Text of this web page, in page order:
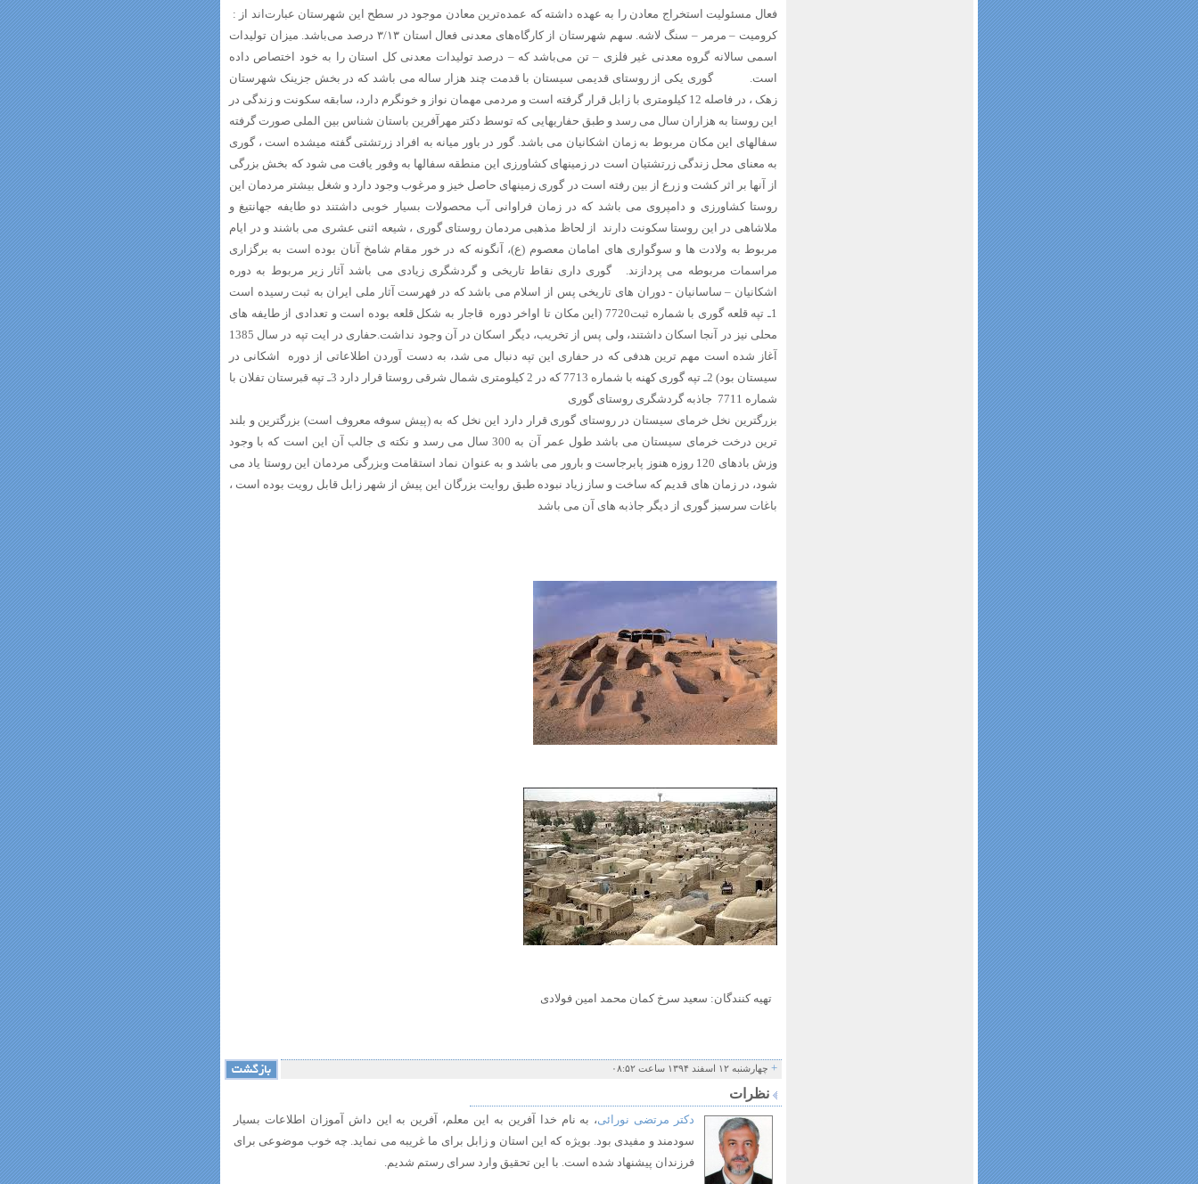
فعال مسئولیت استخراج معادن را به عهده داشته که عمده‌ترین معادن موجود در سطح این شهرستان عبارت‌اند از :
کرومیت – مرمر – سنگ لاشه. سهم شهرستان از کارگاه‌های معدنی فعال استان ۳/۱۳ درصد می‌باشد. میزان تولیدات
اسمی سالانه گروه معدنی غیر فلزی – تن می‌باشد که – درصد تولیدات معدنی کل استان را به خود اختصاص داده
‌است. گوری یکی از روستای قدیمی سیستان با قدمت چند هزار ساله می باشد که در بخش جزینک شهرستان
زهک ، در فاصله 12 کیلومتری با زابل قرار گرفته است و مردمی مهمان نواز و خونگرم دارد، سابقه سکونت و زندگی در
این روستا به هزاران سال می رسد و طبق حفاریهایی که توسط دکتر مهرآفرین باستان شناس بین الملی صورت گرفته
سفالهای این مکان مربوط به زمان اشکانیان می باشد. گور در باور میانه به افراد زرتشتی گفته میشده است ، گوری
به معنای محل زندگی زرتشتیان است در زمینهای کشاورزی این منطقه سفالها به وفور یافت می شود که بخش بزرگی
از آنها بر اثر کشت و زرع از بین رفته است در گوری زمینهای حاصل خیز و مرغوب وجود دارد و شغل بیشتر مردمان این
روستا کشاورزی و دامپروی می باشد که در زمان فراوانی آب محصولات بسیار خوبی داشتند دو طایفه جهانتیغ و
ملاشاهی در این روستا سکونت دارند از لحاظ مذهبی مردمان روستای گوری ، شیعه اثنی عشری می باشند و در ایام
مربوط به ولادت ها و سوگواری های امامان معصوم (ع)، آنگونه که در خور مقام شامخ آنان بوده است به برگزاری
مراسمات مربوطه می پردازند. گوری داری نقاط تاریخی و گردشگری زیادی می باشد آثار زیر مربوط به دوره
اشکانیان – ساسانیان - دوران های تاریخی پس از اسلام می باشد که در فهرست آثار ملی ایران به ثبت رسیده است
1ـ تپه قلعه گوری با شماره ثبت7720 (این مکان تا اواخر دوره قاجار به شکل قلعه بوده است و تعدادی از طایفه های
محلی نیز در آنجا اسکان داشتند، ولی پس از تخریب، دیگر اسکان در آن وجود نداشت.حفاری در ایت تپه در سال 1385
آغاز شده است مهم ترین هدفی که در حفاری این تپه دنبال می شد، به دست آوردن اطلاعاتی از دوره اشکانی در
سیستان بود) 2ـ تپه گوری کهنه با شماره 7713 که در 2 کیلومتری شمال شرقی روستا قرار دارد 3ـ تپه قبرستان تفلان با
شماره 7711 جاذبه گردشگری روستای گوری
بزرگترین نخل خرمای سیستان در روستای گوری قرار دارد این نخل که به (پیش سوفه معروف است) بزرگترین و بلند
ترین درخت خرمای سیستان می باشد طول عمر آن به 300 سال می رسد و نکته ی جالب آن این است که با وجود
وزش بادهای 120 روزه هنوز پابرجاست و بارور می باشد و به عنوان نماد استقامت وبزرگی مردمان این روستا یاد می
شود، در زمان های قدیم که ساخت و ساز زیاد نبوده طبق روایت بزرگان این پیش از شهر زابل قابل رویت بوده است ،
باغات سرسبز گوری از دیگر جاذبه های آن می باشد
تهیه کنندگان: سعید سرخ کمان محمد امین فولادی
+ چهارشنبه ۱۲ اسفند ۱۳۹۴ ساعت ۰۸:۵۲
نظرات
دکتر مرتضی نورائی، به نام خدا آفرین به این معلم، آفرین به این داش آموزان اطلاعات بسیار
سودمند و مفیدی بود. بویژه که این استان و زابل برای ما غریبه می نماید. چه خوب موضوعی برای
فرزندان پیشنهاد شده است. با این تحقیق وارد سرای رستم شدیم.